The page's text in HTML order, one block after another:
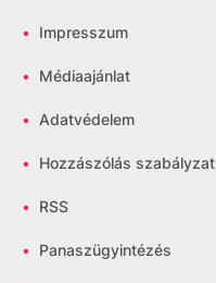
• Impresszum
• Médiaajánlat
• Adatvédelem
• Hozzászólás szabályzat
• RSS
• Panaszügyintézés